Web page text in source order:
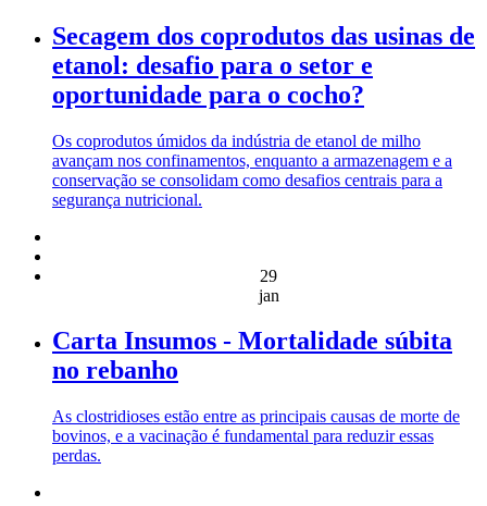
Secagem dos coprodutos das usinas de
etanol: desafio para o setor e
oportunidade para o cocho?
Os coprodutos úmidos da indústria de etanol de milho
avançam nos confinamentos, enquanto a armazenagem e a
conservação se consolidam como desafios centrais para a
segurança nutricional.
29
jan
Carta Insumos - Mortalidade súbita
no rebanho
As clostridioses estão entre as principais causas de morte de
bovinos, e a vacinação é fundamental para reduzir essas
perdas.